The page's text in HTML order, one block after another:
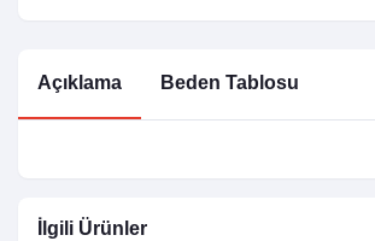
Açıklama Beden Tablosu
İlgili Ürünler